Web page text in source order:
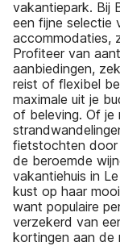
vakantiepark. Bij
een fijne selectie
accommodaties,
Profiteer van
aanbiedingen,
reist of flexibel
maximale uit je
of beleving. Of je
fietstochten door
de beroemde
vakantiehuis in
kust op haar
want populaire
verzekerd van
kortingen aan de